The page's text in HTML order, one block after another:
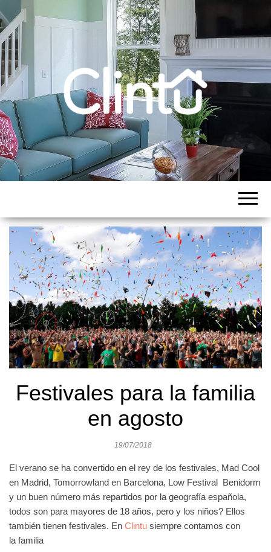
CLINTU BLOG
Festivales para la familia
en agosto
19/07/2018
El verano se ha convertido en el rey de los festivales, Mad Cool
en Madrid, Tomorrowland en Barcelona, Low Festival Benidorm
y un buen número más repartidos por la geografía española,
todos son para mayores de 18 años, pero y los niños? Ellos
también tienen festivales. En Clintu siempre contamos con
la familia